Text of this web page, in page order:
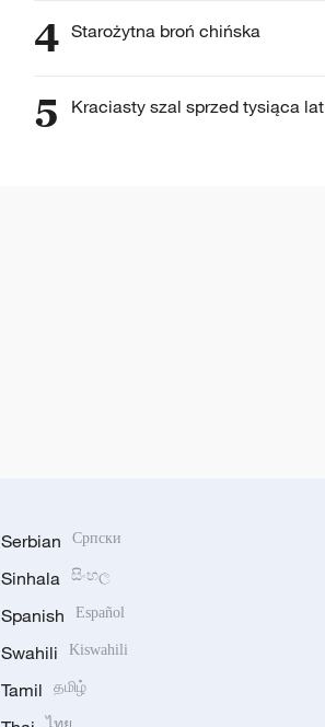
4 Starożytna broń chińska
5 Kraciasty szal sprzed tysiąca lat
Serbian Српски
Sinhala සිංහල
Spanish Español
Swahili Kiswahili
Tamil தமிழ்